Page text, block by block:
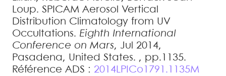
Loup. SPICAM Aerosol Vertical
Distribution Climatology from UV
Occultations. Eighth International
Conference on Mars, Jul 2014,
Pasadena, United States. , pp.1135.
Référence ADS : 2014LPICo1791.1135M